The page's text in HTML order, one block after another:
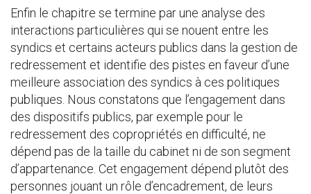
Enfin le chapitre se termine par une analyse des
interactions particulières qui se nouent entre les
syndics et certains acteurs publics dans la gestion de
redressement et identifie des pistes en faveur d’une
meilleure association des syndics à ces politiques
publiques. Nous constatons que l’engagement dans
des dispositifs publics, par exemple pour le
redressement des copropriétés en difficulté, ne
dépend pas de la taille du cabinet ni de son segment
d’appartenance. Cet engagement dépend plutôt des
personnes jouant un rôle d’encadrement, de leurs